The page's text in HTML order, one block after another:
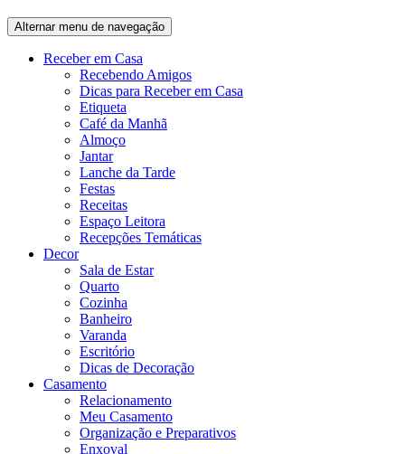
Alternar menu de navegação
Receber em Casa
Recebendo Amigos
Dicas para Receber em Casa
Etiqueta
Café da Manhã
Almoço
Jantar
Lanche da Tarde
Festas
Receitas
Espaço Leitora
Recepções Temáticas
Decor
Sala de Estar
Quarto
Cozinha
Banheiro
Varanda
Escritório
Dicas de Decoração
Casamento
Relacionamento
Meu Casamento
Organização e Preparativos
Enxoval